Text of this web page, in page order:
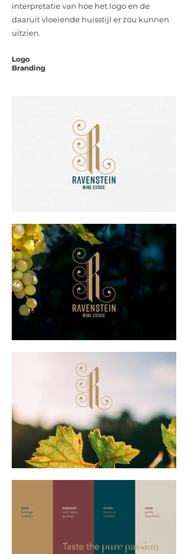
interpretatie van hoe het logo en de
daaruit vloeiende huisstijl er zou kunnen
uitzien.
Logo
Branding